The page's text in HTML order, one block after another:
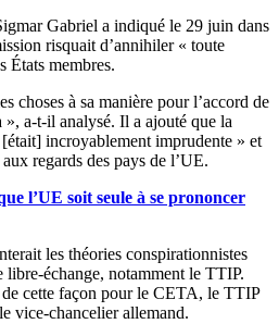
Gabriel a indiqué le 29 juin dans
risquait d’annihiler « toute
États membres.
choses à sa manière pour l’accord de
», a-t-il analysé. Il a ajouté que la
incroyablement imprudente » et
regards des pays de l’UE.
l’UE soit seule à se prononcer
les théories conspirationnistes
libre-échange, notamment le TTIP.
cette façon pour le CETA, le TTIP
vice-chancelier allemand.